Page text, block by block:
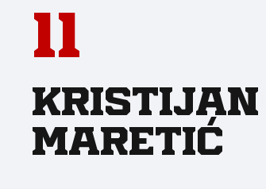
11
Kristijan
Maretić